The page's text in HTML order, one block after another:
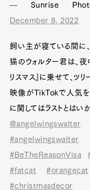
— Sunrise
December 8, 2022
飼い主が寝ている間に
猫のウォルター君は、夜
リスマス』に乗せて、ツ
映像がTikTokで人気を
に関してはラストとはい
@angelwingswalter
#angelwingswalter
#BeTheReasonVisa
#fatcat
#orangecat
#christmasdecor